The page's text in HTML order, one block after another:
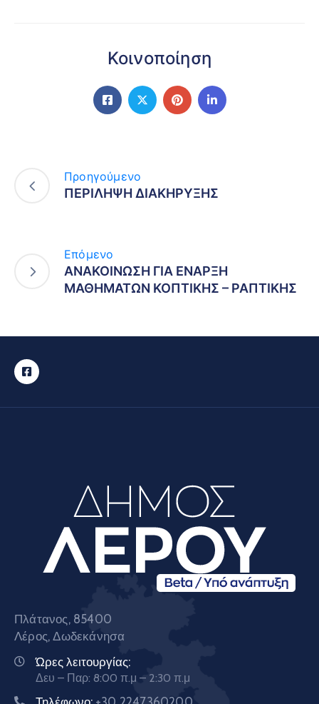
Κοινοποίηση
Προηγούμενο
ΠΕΡΙΛΗΨΗ ΔΙΑΚΗΡΥΞΗΣ
Επόμενο
ΑΝΑΚΟΙΝΩΣΗ ΓΙΑ ΕΝΑΡΞΗ
ΜΑΘΗΜΑΤΩΝ ΚΟΠΤΙΚΗΣ – ΡΑΠΤΙΚΗΣ
Πλάτανος, 85400
Λέρος, Δωδεκάνησα
Ώρες λειτουργίας:
Δευ – Παρ: 8:00 π.μ – 2:30 π.μ